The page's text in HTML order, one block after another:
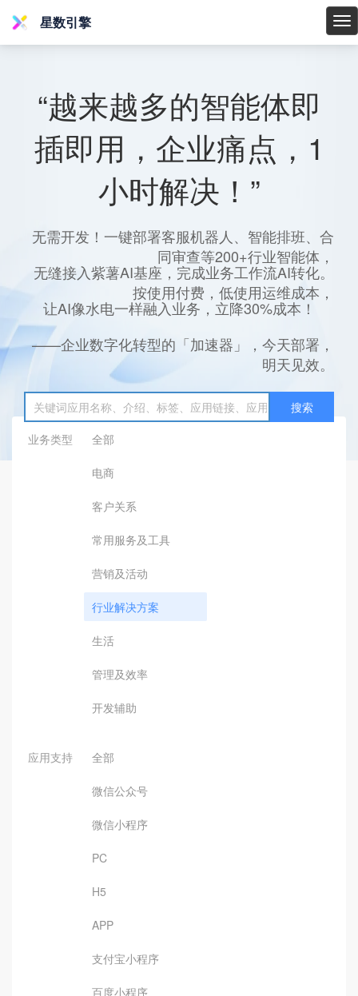
星
星数引擎
“越来越多的智能体即
插即用，企业痛点，1
小时解决！”
无需开发！一键部署客服机器人、智能排班、合
同审查等200+行业智能体，
无缝接入紫薯AI基座，完成业务工作流AI转化。
按使用付费，低使用运维成本，
让AI像水电一样融入业务，立降30%成本！
——企业数字化转型的「加速器」，今天部署，
明天见效。
搜索
业务类型
全部
电商
客户关系
常用服务及工具
营销及活动
行业解决方案
生活
管理及效率
开发辅助
应用支持 全部
微信公众号
微信小程序
PC
H5
APP
支付宝小程序
百度小程序